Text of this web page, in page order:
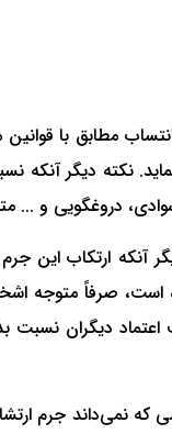
فعل مورد انتساب مطابق
نکته دیگر آنکه
دروغگویی و ...
آنکه ارتکاب این
است، صرفاً متوجه
دیگران نسبت
که نمی‌داند جرم